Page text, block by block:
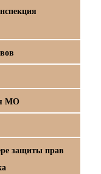
МО
защиты прав